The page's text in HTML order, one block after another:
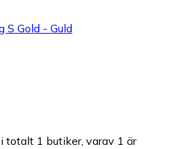
S Gold - Guld
totalt 1 butiker, varav 1 är